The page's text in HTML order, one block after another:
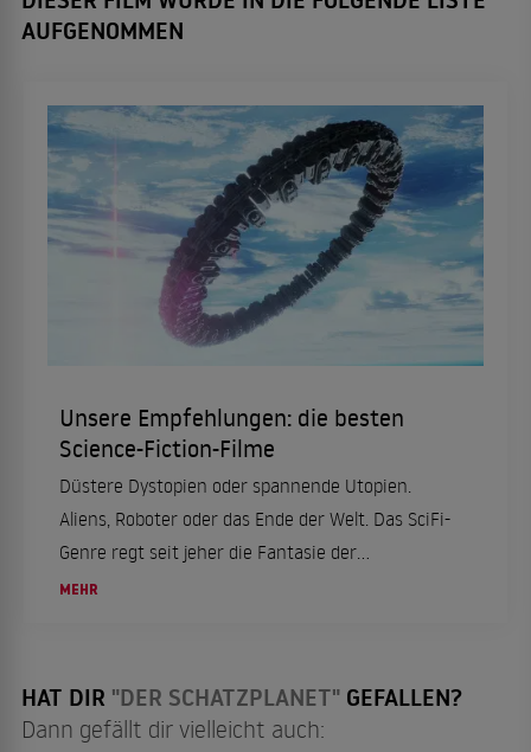
AUFGENOMMEN
Unsere Empfehlungen: die besten
Science-Fiction-Filme
Düstere Dystopien oder spannende Utopien.
Aliens, Roboter oder das Ende der Welt. Das SciFi-
Genre regt seit jeher die Fantasie der
Filmemacher und -zuschauer an. Ein Überblick
MEHR
HAT DIR "DER SCHATZPLANET" GEFALLEN?
Dann gefällt dir vielleicht auch: